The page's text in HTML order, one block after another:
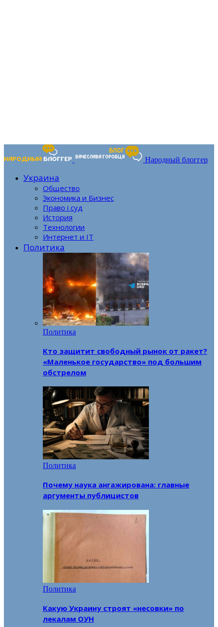
Народный блоггер
Украина
Общество
Экономика и Бизнес
Право і суд
История
Технологии
Интернет и IT
Политика
Политика
Кто защитит свободный рынок от ракет?
«Маленькое государство» под большим
обстрелом
Политика
Почему наука ангажирована: главные
аргументы публицистов
Политика
Какую Украину строят «несовки» по
лекалам ОУН